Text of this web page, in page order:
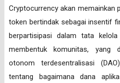
Cryptocurrency akan memainkan
token bertindak sebagai insentif
berpartisipasi dalam tata
membentuk komunitas, yang
otonom terdesentralisasi
tentang bagaimana dana